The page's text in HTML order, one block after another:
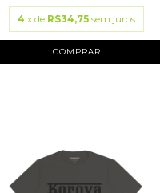
4 x de R$34,75 sem juros
COMPRAR